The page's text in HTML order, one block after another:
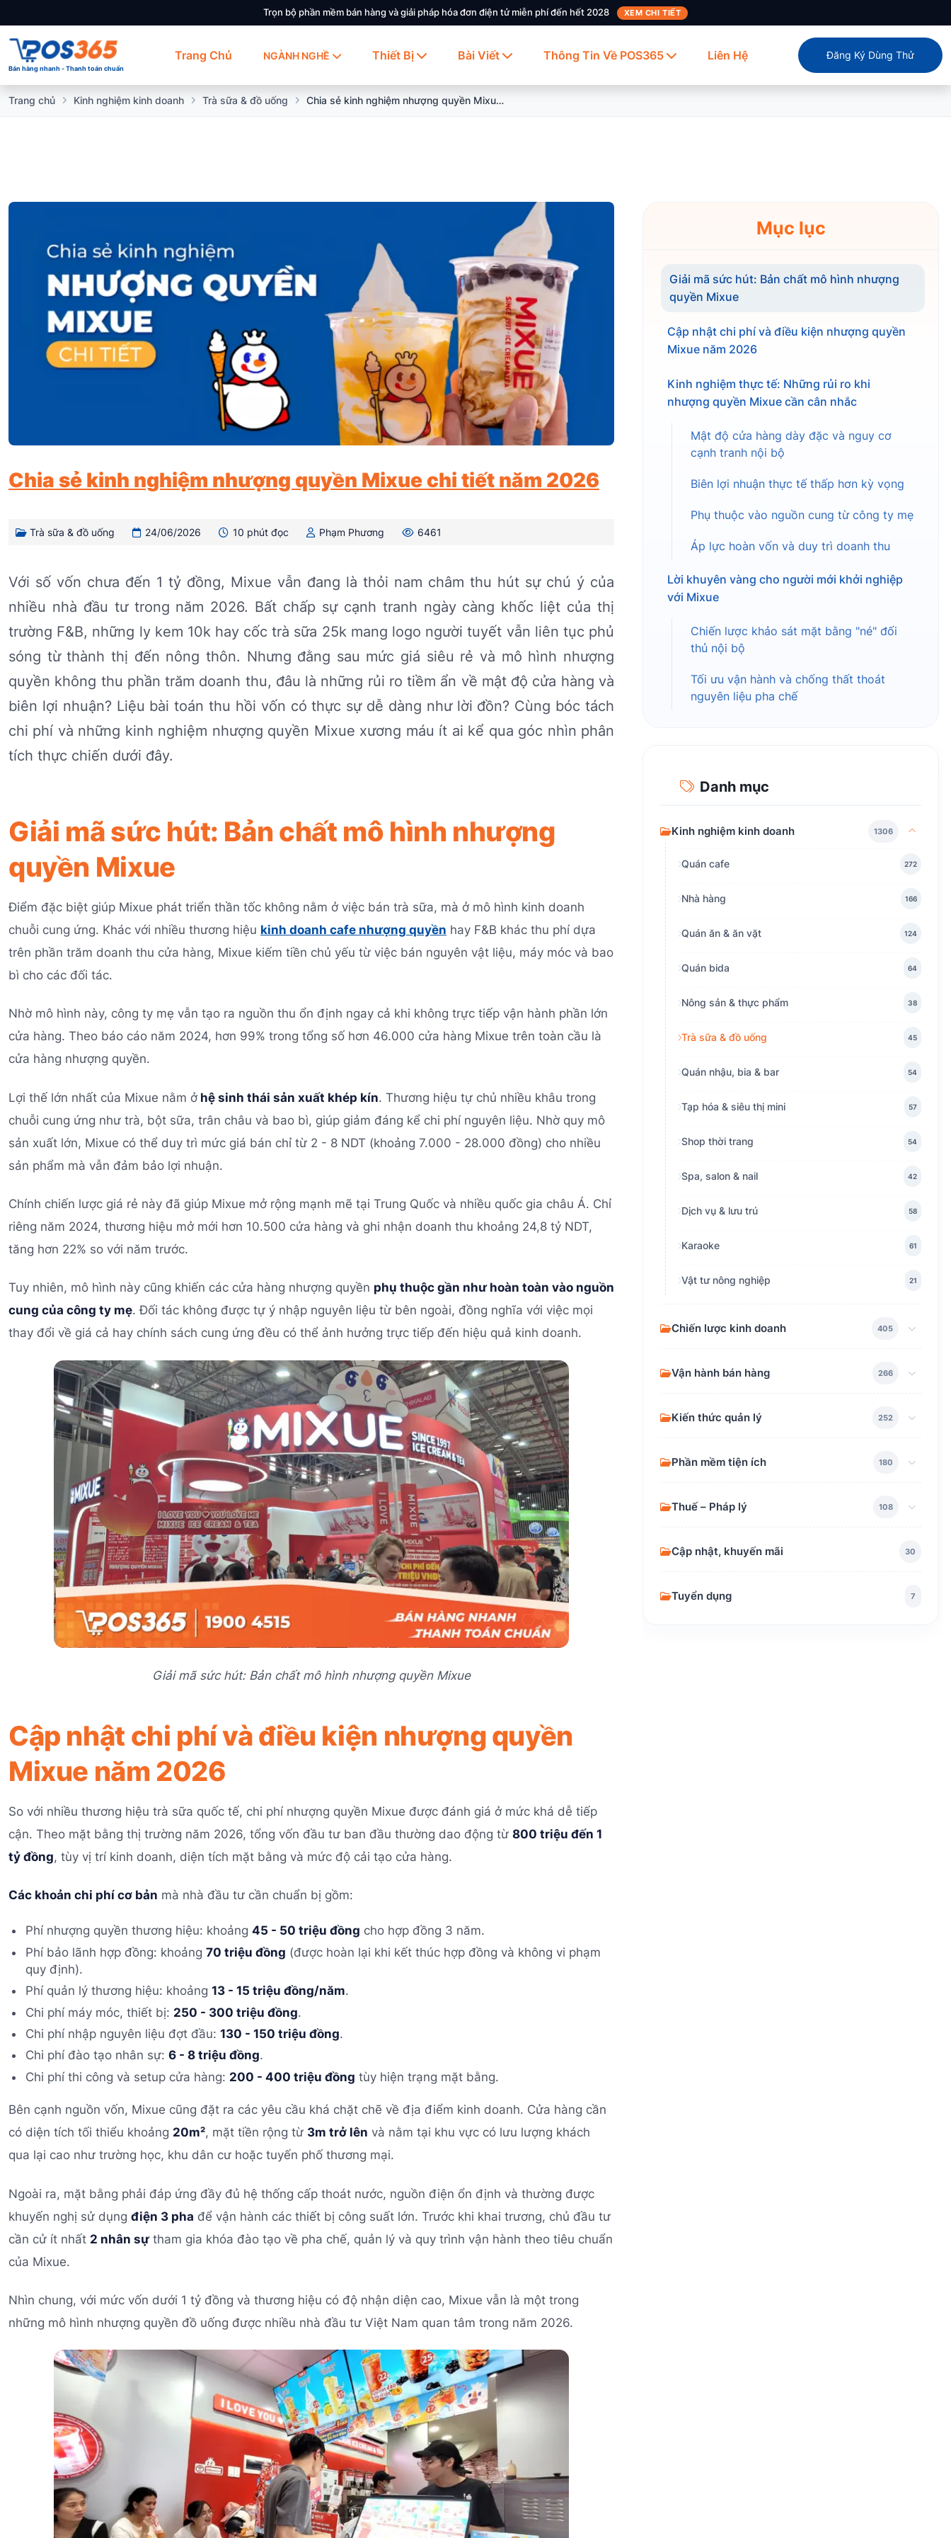
Trọn bộ phần mềm bán hàng và giải pháp hóa đơn điện tử miễn phí đến hết 2028 XEM CHI TIẾT
Bán hàng nhanh - Thanh toán chuẩn
Trang Chủ NGÀNH NGHỀ Thiết Bị Bài Viết Thông Tin Về POS365 Liên Hệ Đăng Ký Dùng Thử
Trang chủ Kinh nghiệm kinh doanh Trà sữa & đồ uống Chia sẻ kinh nghiệm nhượng quyền Mixue chi tiết năm 2026
Chia sẻ kinh nghiệm nhượng quyền Mixue chi tiết năm 2026
Trà sữa & đồ uống 24/06/2026 10 phút đọc Phạm Phương 6461
Với số vốn chưa đến 1 tỷ đồng, Mixue vẫn đang là thỏi nam châm thu hút sự chú ý của
nhiều nhà đầu tư trong năm 2026. Bất chấp sự cạnh tranh ngày càng khốc liệt của thị
trường F&B, những ly kem 10k hay cốc trà sữa 25k mang logo người tuyết vẫn liên tục phủ
sóng từ thành thị đến nông thôn. Nhưng đằng sau mức giá siêu rẻ và mô hình nhượng
quyền không thu phần trăm doanh thu, đâu là những rủi ro tiềm ẩn về mật độ cửa hàng và
biên lợi nhuận? Liệu bài toán thu hồi vốn có thực sự dễ dàng như lời đồn? Cùng bóc tách
chi phí và những kinh nghiệm nhượng quyền Mixue xương máu ít ai kể qua góc nhìn phân
tích thực chiến dưới đây.
Giải mã sức hút: Bản chất mô hình nhượng
quyền Mixue
Điểm đặc biệt giúp Mixue phát triển thần tốc không nằm ở việc bán trà sữa, mà ở mô hình kinh doanh
chuỗi cung ứng. Khác với nhiều thương hiệu kinh doanh cafe nhượng quyền hay F&B khác thu phí dựa
trên phần trăm doanh thu cửa hàng, Mixue kiếm tiền chủ yếu từ việc bán nguyên vật liệu, máy móc và bao
bì cho các đối tác.
Nhờ mô hình này, công ty mẹ vẫn tạo ra nguồn thu ổn định ngay cả khi không trực tiếp vận hành phần lớn
cửa hàng. Theo báo cáo năm 2024, hơn 99% trong tổng số hơn 46.000 cửa hàng Mixue trên toàn cầu là
cửa hàng nhượng quyền.
Lợi thế lớn nhất của Mixue nằm ở hệ sinh thái sản xuất khép kín. Thương hiệu tự chủ nhiều khâu trong
chuỗi cung ứng như trà, bột sữa, trân châu và bao bì, giúp giảm đáng kể chi phí nguyên liệu. Nhờ quy mô
sản xuất lớn, Mixue có thể duy trì mức giá bán chỉ từ 2 - 8 NDT (khoảng 7.000 - 28.000 đồng) cho nhiều
sản phẩm mà vẫn đảm bảo lợi nhuận.
Chính chiến lược giá rẻ này đã giúp Mixue mở rộng mạnh mẽ tại Trung Quốc và nhiều quốc gia châu Á. Chỉ
riêng năm 2024, thương hiệu mở mới hơn 10.500 cửa hàng và ghi nhận doanh thu khoảng 24,8 tỷ NDT,
tăng hơn 22% so với năm trước.
Tuy nhiên, mô hình này cũng khiến các cửa hàng nhượng quyền phụ thuộc gần như hoàn toàn vào nguồn
cung của công ty mẹ. Đối tác không được tự ý nhập nguyên liệu từ bên ngoài, đồng nghĩa với việc mọi
thay đổi về giá cả hay chính sách cung ứng đều có thể ảnh hưởng trực tiếp đến hiệu quả kinh doanh.
Giải mã sức hút: Bản chất mô hình nhượng quyền Mixue
Cập nhật chi phí và điều kiện nhượng quyền
Mixue năm 2026
So với nhiều thương hiệu trà sữa quốc tế, chi phí nhượng quyền Mixue được đánh giá ở mức khá dễ tiếp
cận. Theo mặt bằng thị trường năm 2026, tổng vốn đầu tư ban đầu thường dao động từ 800 triệu đến 1
tỷ đồng, tùy vị trí kinh doanh, diện tích mặt bằng và mức độ cải tạo cửa hàng.
Các khoản chi phí cơ bản mà nhà đầu tư cần chuẩn bị gồm:
Phí nhượng quyền thương hiệu: khoảng 45 - 50 triệu đồng cho hợp đồng 3 năm.
Phí bảo lãnh hợp đồng: khoảng 70 triệu đồng (được hoàn lại khi kết thúc hợp đồng và không vi phạm
quy định).
Phí quản lý thương hiệu: khoảng 13 - 15 triệu đồng/năm.
Chi phí máy móc, thiết bị: 250 - 300 triệu đồng.
Chi phí nhập nguyên liệu đợt đầu: 130 - 150 triệu đồng.
Chi phí đào tạo nhân sự: 6 - 8 triệu đồng.
Chi phí thi công và setup cửa hàng: 200 - 400 triệu đồng tùy hiện trạng mặt bằng.
Bên cạnh nguồn vốn, Mixue cũng đặt ra các yêu cầu khá chặt chẽ về địa điểm kinh doanh. Cửa hàng cần
có diện tích tối thiểu khoảng 20m², mặt tiền rộng từ 3m trở lên và nằm tại khu vực có lưu lượng khách
qua lại cao như trường học, khu dân cư hoặc tuyến phố thương mại.
Ngoài ra, mặt bằng phải đáp ứng đầy đủ hệ thống cấp thoát nước, nguồn điện ổn định và thường được
khuyến nghị sử dụng điện 3 pha để vận hành các thiết bị công suất lớn. Trước khi khai trương, chủ đầu tư
cần cử ít nhất 2 nhân sựtham gia khóa đào tạo về pha chế, quản lý và quy trình vận hành theo tiêu chuẩn
của Mixue.
Nhìn chung, với mức vốn dưới 1 tỷ đồng và thương hiệu có độ nhận diện cao, Mixue vẫn là một trong
những mô hình nhượng quyền đồ uống được nhiều nhà đầu tư Việt Nam quan tâm trong năm 2026.
Mục lục
Giải mã sức hút: Bản chất mô hình nhượng
quyền Mixue
Cập nhật chi phí và điều kiện nhượng quyền
Mixue năm 2026
Kinh nghiệm thực tế: Những rủi ro khi
nhượng quyền Mixue cần cân nhắc
Mật độ cửa hàng dày đặc và nguy cơ
cạnh tranh nội bộ
Biên lợi nhuận thực tế thấp hơn kỳ vọng
Phụ thuộc vào nguồn cung từ công ty mẹ
Áp lực hoàn vốn và duy trì doanh thu
Lời khuyên vàng cho người mới khởi nghiệp
với Mixue
Chiến lược khảo sát mặt bằng "né" đối
thủ nội bộ
Tối ưu vận hành và chống thất thoát
nguyên liệu pha chế
Danh mục
Kinh nghiệm kinh doanh 1306
Quán cafe 272
Nhà hàng 166
Quán ăn & ăn vặt 124
Quán bida 64
Nông sản & thực phẩm 38
Trà sữa & đồ uống 45
Quán nhậu, bia & bar 54
Tạp hóa & siêu thị mini 57
Shop thời trang 54
Spa, salon & nail 42
Dịch vụ & lưu trú 58
Karaoke 61
Vật tư nông nghiệp 21
Chiến lược kinh doanh 405
Vận hành bán hàng 266
Kiến thức quản lý 252
Phần mềm tiện ích 180
Thuế – Pháp lý 108
Cập nhật, khuyến mãi 30
Tuyển dụng 7